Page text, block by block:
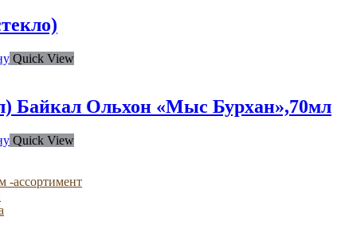
Quick View
Байкал Ольхон «Мыс Бурхан»,70мл
Quick View
-ассортимент